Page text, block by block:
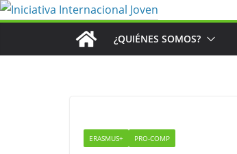
Saltar
¿QUIÉNES SOMOS?
ERASMUS+ PRO-COMP